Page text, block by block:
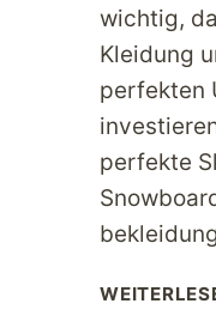
wichtig,
Kleidung
perfekten
perfekte